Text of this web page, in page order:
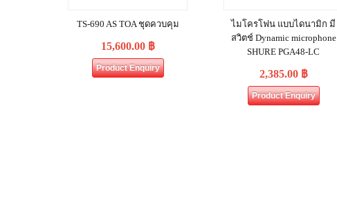
TS-690 AS TOA ชุดควบคุม
15,600.00 ฿
Product Enquiry
ไมโครโฟน แบบไดนามิก มี
สวิตช์ Dynamic microphone
SHURE PGA48-LC
2,385.00 ฿
Product Enquiry